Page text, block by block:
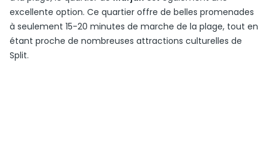
excellente option. Ce quartier offre de belles promenades
à seulement 15-20 minutes de marche de la plage, tout en
étant proche de nombreuses attractions culturelles de
Split.